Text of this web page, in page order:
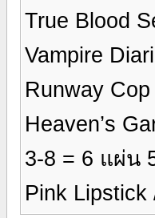
True Blood
Vampire
Runway
Heaven’s
3-8 = 6 แผ่น
Pink